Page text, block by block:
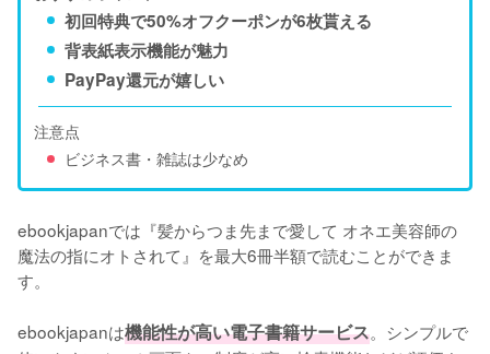
初回特典で50%オフクーポンが6枚貰える
背表紙表示機能が魅力
PayPay還元が嬉しい
注意点
ビジネス書・雑誌は少なめ
ebookjapanでは『髪からつま先まで愛して オネエ美容師の
魔法の指にオトされて』を最大6冊半額で読むことができま
す。
ebookjapanは機能性が高い電子書籍サービス。シンプルで